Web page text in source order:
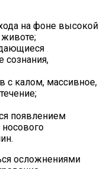
на фоне высокой
сознания,
с калом, массивное,
появлением
осложнениями